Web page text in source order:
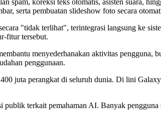
serta pembuatan slideshow foto secara
"tidak terlihat", terintegrasi langsung ke
fitur tersebut.
menyederhanakan aktivitas
penggunaan.
juta perangkat di seluruh dunia. Di lini
terkait pemahaman AI. Banyak